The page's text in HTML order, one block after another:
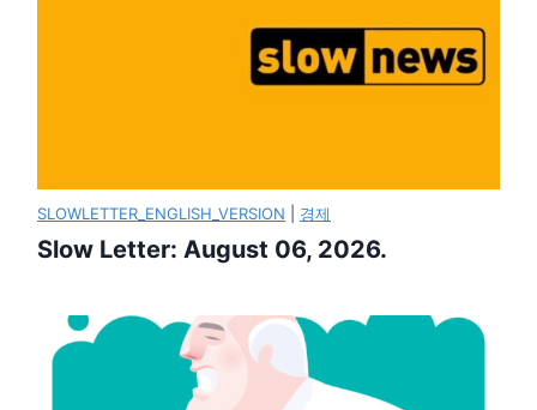
SLOWLETTER_ENGLISH_VERSION 경제
Slow Letter: August 06, 2026.